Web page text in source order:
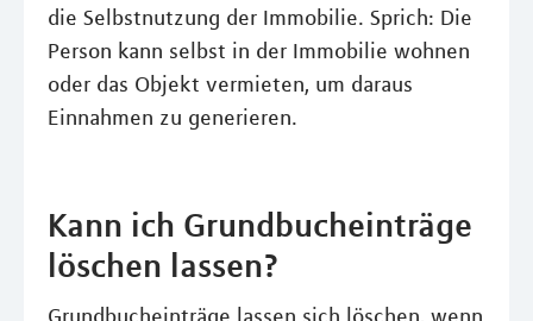
die Selbstnutzung der Immobilie. Sprich: Die
Person kann selbst in der Immobilie wohnen
oder das Objekt vermieten, um daraus
Einnahmen zu generieren.
Kann ich Grundbucheinträge
löschen lassen?